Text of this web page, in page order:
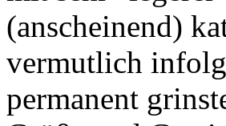
(anscheinend)
vermutlich
permanent